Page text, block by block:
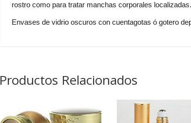
rostro como para tratar manchas corporales localizadas.
Envases de vidrio oscuros con cuentagotas ó gotero
Productos Relacionados